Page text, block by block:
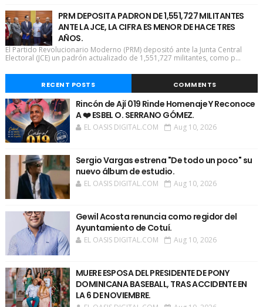
PRM DEPOSITA PADRON DE 1,551,727 MILITANTES
ANTE LA JCE, LA CIFRA ES MENOR DE HACE TRES
AÑOS.
El Partido Revolucionario Moderno (PRM) depositó ante la Junta Central
Electoral (JCE) un padrón actualizado de 1,551,727 militantes, como p...
RECENT POSTS COMMENTS
Rincón de Ají 019 Rinde Homenaje Y Reconoce
A ❤️ ESBEL O. SERRANO GÓMEZ.
EL OASIS DIGITAL.COM Aug 10, 2026
Sergio Vargas estrena "De todo un poco" su
nuevo álbum de estudio.
EL OASIS DIGITAL.COM Aug 10, 2026
Gewil Acosta renuncia como regidor del
Ayuntamiento de Cotuí.
EL OASIS DIGITAL.COM Aug 10, 2026
MUERE ESPOSA DEL PRESIDENTE DE PONY
DOMINICANA BASEBALL, TRAS ACCIDENTE EN
LA 6 DE NOVIEMBRE.